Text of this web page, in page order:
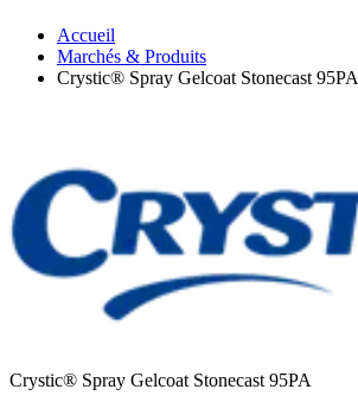
Accueil
Marchés & Produits
Crystic® Spray Gelcoat Stonecast 95PA
Crystic® Spray Gelcoat Stonecast 95PA